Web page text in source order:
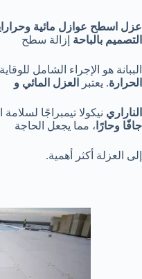
التصميم بالباحة إزالة سطح
الببانة هو الإجراء الشامل
الحرارة. يعتبر العزل المائي و
الناراري نيكولا تيمبراجًا
جافًا وحارًا ، مما يجعل الحاجة
إلى العزلة أكثر أهمية.